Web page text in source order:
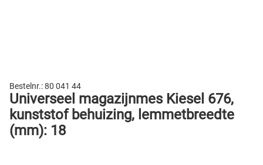
Bestelnr.:80 041 44
Universeel magazijnmes Kiesel 676,
kunststof behuizing, lemmetbreedte
(mm): 18